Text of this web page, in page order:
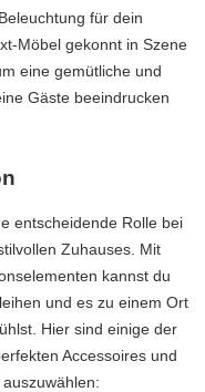
für dein
Möbel gekonnt in Szene
eine gemütliche und
Gäste beeindrucken
entscheidende Rolle bei
Zuhauses. Mit
kannst du
und es zu einem Ort
Hier sind einige der
Accessoires und